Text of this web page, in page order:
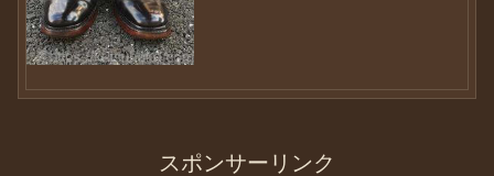
スポンサーリンク